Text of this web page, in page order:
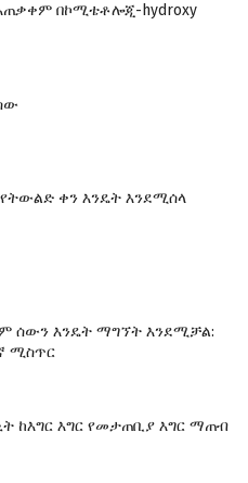
በኮሚቴቶሎጂ-hydroxy
ቀን እንዴት እንደሚሰላ
ሰውን እንዴት ማግኘት እንደሚቻል:
ሚስጥር
ከእግር እግር የመታጠቢያ እግር ማጠብ